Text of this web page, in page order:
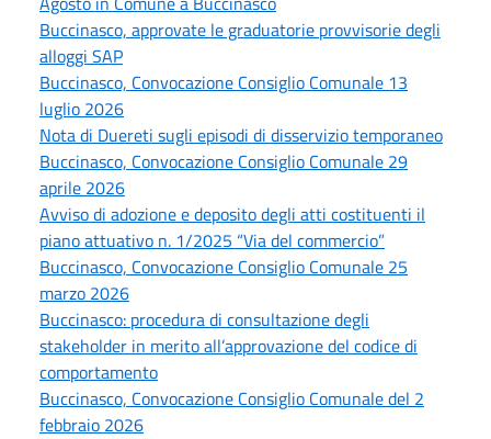
Buccinasco, approvate le graduatorie provvisorie degli
alloggi SAP
Buccinasco, Convocazione Consiglio Comunale 13
luglio 2026
Nota di Duereti sugli episodi di disservizio temporaneo
Buccinasco, Convocazione Consiglio Comunale 29
aprile 2026
Avviso di adozione e deposito degli atti costituenti il
piano attuativo n. 1/2025 “Via del commercio”
Buccinasco, Convocazione Consiglio Comunale 25
marzo 2026
Buccinasco: procedura di consultazione degli
stakeholder in merito all’approvazione del codice di
comportamento
Buccinasco, Convocazione Consiglio Comunale del 2
febbraio 2026